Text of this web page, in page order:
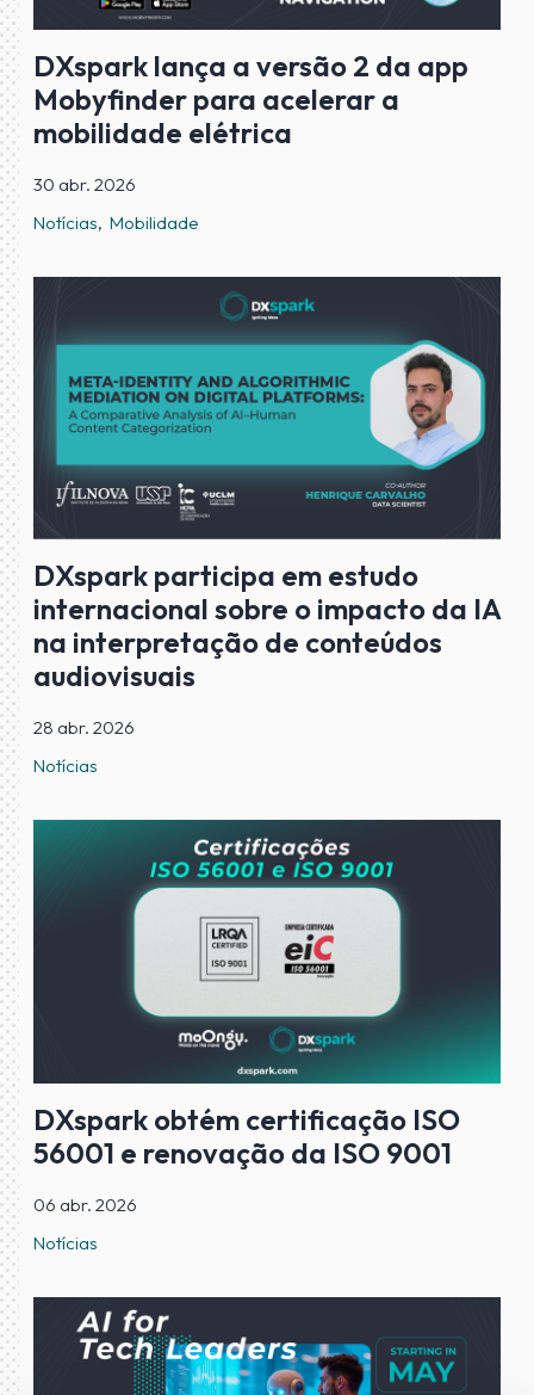
DXspark lança a versão 2 da app
Mobyfinder para acelerar a
mobilidade elétrica
30 abr. 2026
Notícias Mobilidade
DXspark participa em estudo
internacional sobre o impacto da IA
na interpretação de conteúdos
audiovisuais
28 abr. 2026
Notícias
DXspark obtém certificação ISO
56001 e renovação da ISO 9001
06 abr. 2026
Notícias